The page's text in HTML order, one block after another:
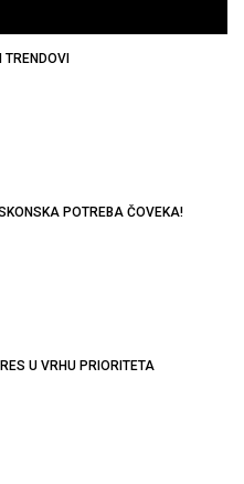
TRENDOVI
POTREBA ČOVEKA!
U VRHU PRIORITETA